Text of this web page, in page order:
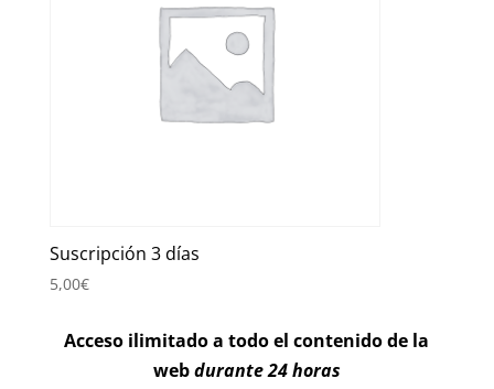
Suscripción 3 días
5,00€
Acceso ilimitado a todo el contenido de la
webdurante 24 horas